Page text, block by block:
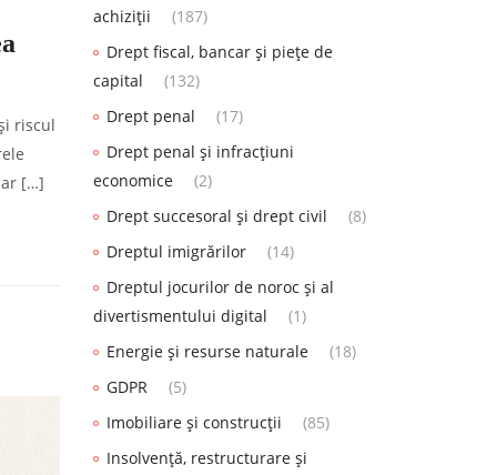
riscul
[…]
achiziții
(187)
Drept fiscal, bancar și piețe de
capital
(132)
Drept penal
(17)
Drept penal și infracțiuni
economice
(2)
Drept succesoral și drept civil
(8)
Dreptul imigrărilor
(14)
Dreptul jocurilor de noroc și al
divertismentului digital
(1)
Energie și resurse naturale
(18)
GDPR
(5)
Imobiliare și construcții
(85)
Insolvență, restructurare și